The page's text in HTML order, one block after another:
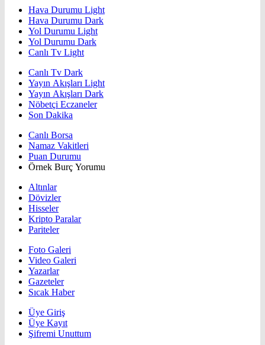
Hava Durumu Light
Hava Durumu Dark
Yol Durumu Light
Yol Durumu Dark
Canlı Tv Light
Canlı Tv Dark
Yayın Akışları Light
Yayın Akışları Dark
Nöbetçi Eczaneler
Son Dakika
Canlı Borsa
Namaz Vakitleri
Puan Durumu
Örnek Burç Yorumu
Altınlar
Dövizler
Hisseler
Kripto Paralar
Pariteler
Foto Galeri
Video Galeri
Yazarlar
Gazeteler
Sıcak Haber
Üye Giriş
Üye Kayıt
Şifremi Unuttum